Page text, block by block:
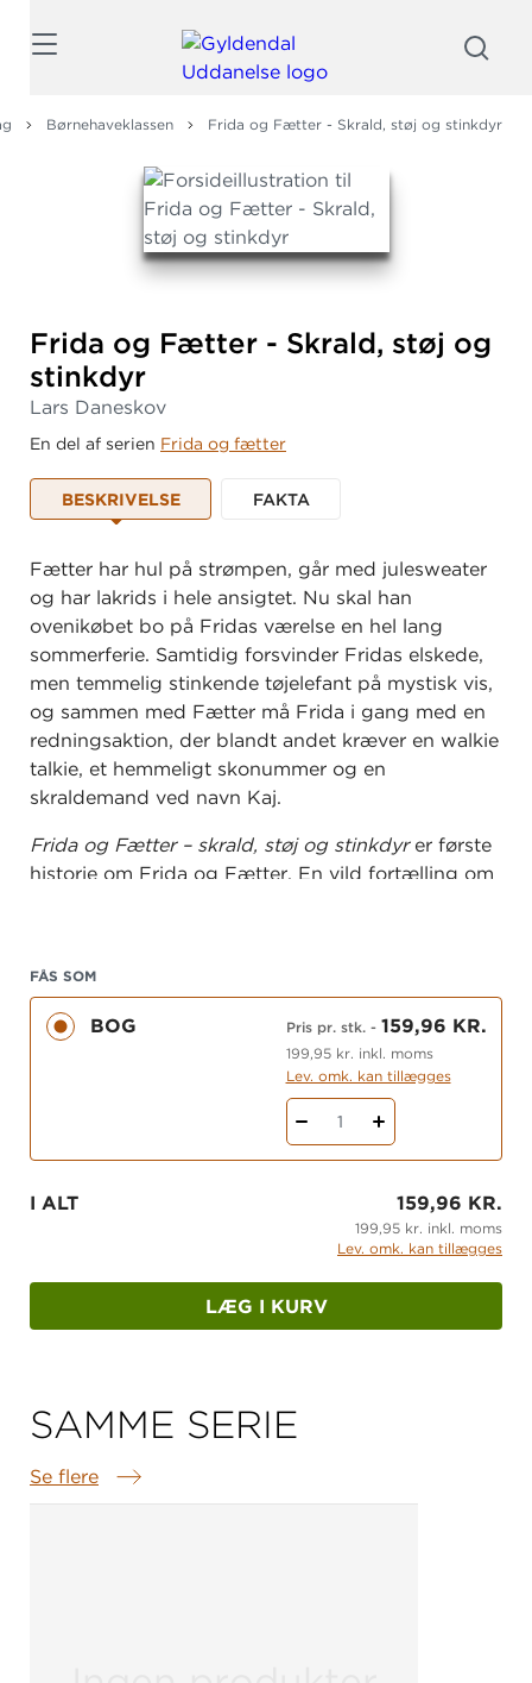
Børnehaveklassen Frida og Fætter - Skrald, støj og stinkdyr
Frida og Fætter - Skrald, støj og
stinkdyr
Lars Daneskov
En del af serien Frida og fætter
BESKRIVELSE FAKTA
Fætter har hul på strømpen, går med julesweater
og har lakrids i hele ansigtet. Nu skal han
ovenikøbet bo på Fridas værelse en hel lang
sommerferie. Samtidig forsvinder Fridas elskede,
men temmelig stinkende tøjelefant på mystisk vis,
og sammen med Fætter må Frida i gang med en
redningsaktion, der blandt andet kræver en walkie
talkie, et hemmeligt skonummer og en
skraldemand ved navn Kaj.
Frida og Fætter – skrald, støj og stinkdyrer første
historie om Frida og Fætter. En vild fortælling om
FÅS SOM
BOG Pris pr. stk.- 159,96 KR.
199,95 kr. inkl. moms
Lev. omk. kan tillægges
1
I ALT 159,96 KR.
199,95 kr. inkl. moms
Lev. omk. kan tillægges
LÆG I KURV
SAMME SERIE
Se flere
Samme serie